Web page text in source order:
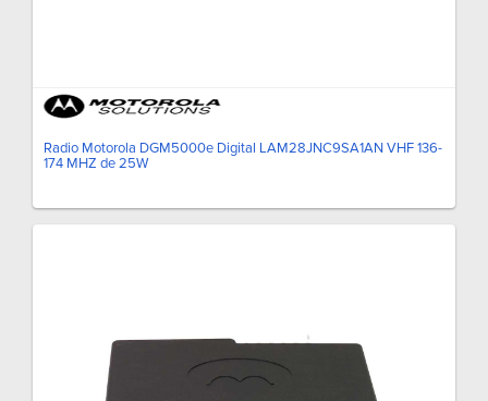
Radio Motorola DGM5000e Digital LAM28JNC9SA1AN VHF 136-
174 MHZ de 25W